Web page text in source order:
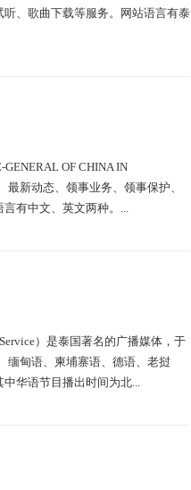
、歌曲下载等服务。网站语言有泰
OF CHINA IN
新动态、领事业务、领事保护、
有中文、英文两种。...
）是泰国著名的广播媒体，于
缅甸语、柬埔寨语、德语、老挝
华语节目播出时间为北...